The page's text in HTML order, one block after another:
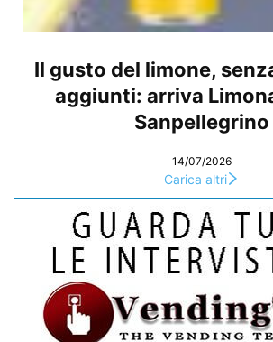
Il gusto del limone,
aggiunti: arriva
Sanpellegrino
14/07/2026
Carica altri